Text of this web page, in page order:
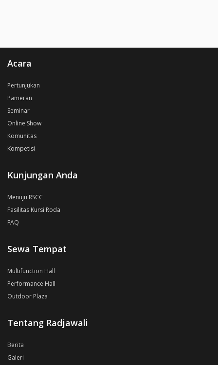
Acara
Pertunjukan
Pameran
Seminar
Online Show
Komunitas
Kompetisi
Kunjungan Anda
Menuju RSCC
Fasilitas Kursi Roda
FAQ
Sewa Tempat
Multifunction Hall
Performance Hall
Outdoor Plaza
Tentang Radjawali
Berita
Galeri